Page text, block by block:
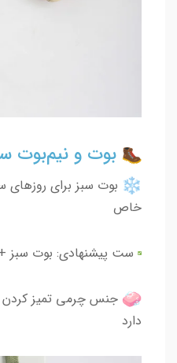
بوت و نیم‌بوت
بوت سبز برای روزهای
خاص
ست پیشنهادی: بوت سبز
جنس چرمی تمیز کردن
دارد